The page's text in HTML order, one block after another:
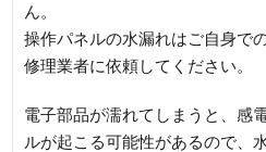
ん。
操作パネルの水漏れはご自身で
修理業者に依頼してください。
電子部品が濡れてしまうと、感
ルが起こる可能性があるので、